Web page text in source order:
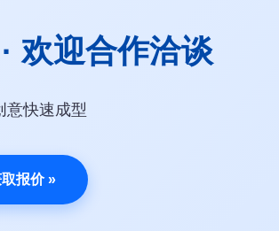
欢迎合作洽谈
意快速成型
报价 »